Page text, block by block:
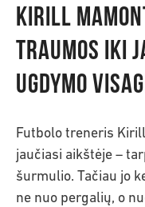
Kirill
traumos iki
ugdymo
Futbolo treneris
jaučiasi aikštėje –
šurmulio. Tačiau jo
ne nuo pergalių, o